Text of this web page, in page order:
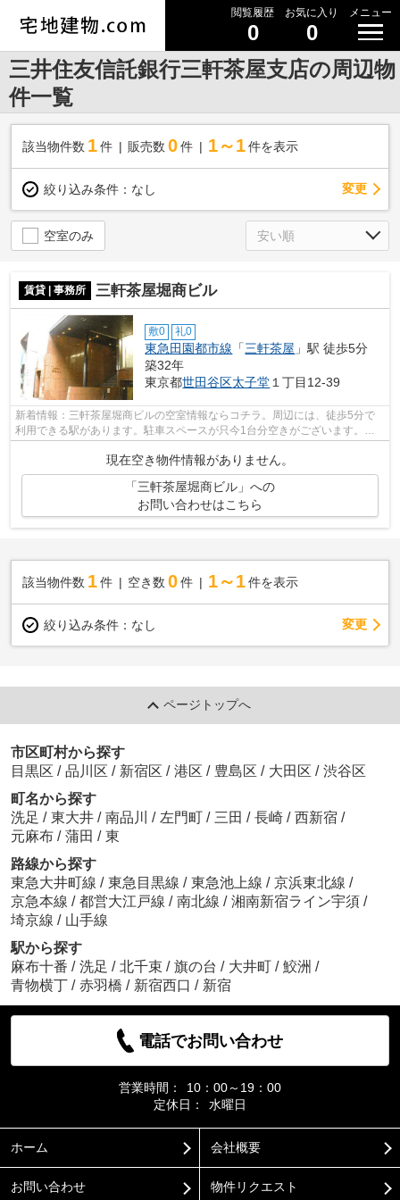
閲覧履歴
0
お気に入り
0
メニュー
三井住友信託銀行三軒茶屋支店の周辺物
件一覧
該当物件数 1件 販売数 0 件 1～1 件を表示
絞り込み条件： なし 変更
空室のみ
賃貸 | 事務所 三軒茶屋堀商ビル
敷0 礼0
東急田園都市線 「三軒茶屋 」駅 徒歩5分
築32年
東京都世田谷区太子堂 １丁目12-39
新着情報：三軒茶屋堀商ビルの空室情報ならコチラ。周辺には、徒歩5分で
利用できる駅があります。駐車スペースが只今1台分空きがございます。パ
現在空き物件情報がありません。
「三軒茶屋堀商ビル」への
お問い合わせはこちら
該当物件数 1件 空き数 0 件 1～1 件を表示
絞り込み条件： なし 変更
ページトップへ
市区町村から探す
目黒区 / 品川区 / 新宿区 / 港区 / 豊島区 / 大田区 / 渋谷区
町名から探す
洗足 / 東大井 / 南品川 / 左門町 / 三田 / 長崎 / 西新宿 /
元麻布 / 蒲田 / 東
路線から探す
東急大井町線 / 東急目黒線 / 東急池上線 / 京浜東北線 /
京急本線 / 都営大江戸線 / 南北線 / 湘南新宿ライン宇須 /
埼京線 / 山手線
駅から探す
麻布十番 / 洗足 / 北千束 / 旗の台 / 大井町 / 鮫洲 /
青物横丁 / 赤羽橋 / 新宿西口 / 新宿
電話でお問い合わせ
営業時間：
10：00～19：00
定休日：
水曜日
ホーム 会社概要
お問い合わせ 物件リクエスト